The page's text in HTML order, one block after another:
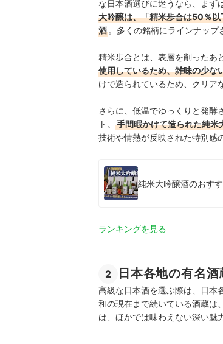
な日本酒選びに迷うなら、まず
大吟醸は、「精米歩合は50％
酒。多くの銘柄にラインナップ
精米歩合とは、表層を削ったあ
使用しているため、雑味の少な
けで造られているため、クリア
さらに、低温でゆっくりと発酵
ト。
手間暇かけて造られた純米
技術や情熱が反映された特別感
純米大吟醸酒のおす
ランキングを見る
2 日本各地の有名
高級な日本酒を選ぶ際は、日本
和の現在まで続いている酒蔵は
は、ほかでは味わえない深い魅